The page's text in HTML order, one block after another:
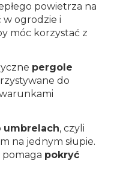
powietrza na
w ogrodzie i
móc korzystać z
pergole
do
umbrelach, czyli
na jednym słupie.
pomaga pokryć